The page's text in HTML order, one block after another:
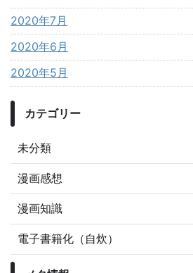
2020年7月
2020年6月
2020年5月
カテゴリー
未分類
漫画感想
漫画知識
電子書籍化（自炊）